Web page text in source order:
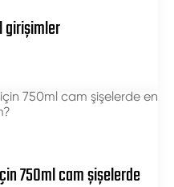
girişimler
750ml cam şişelerde